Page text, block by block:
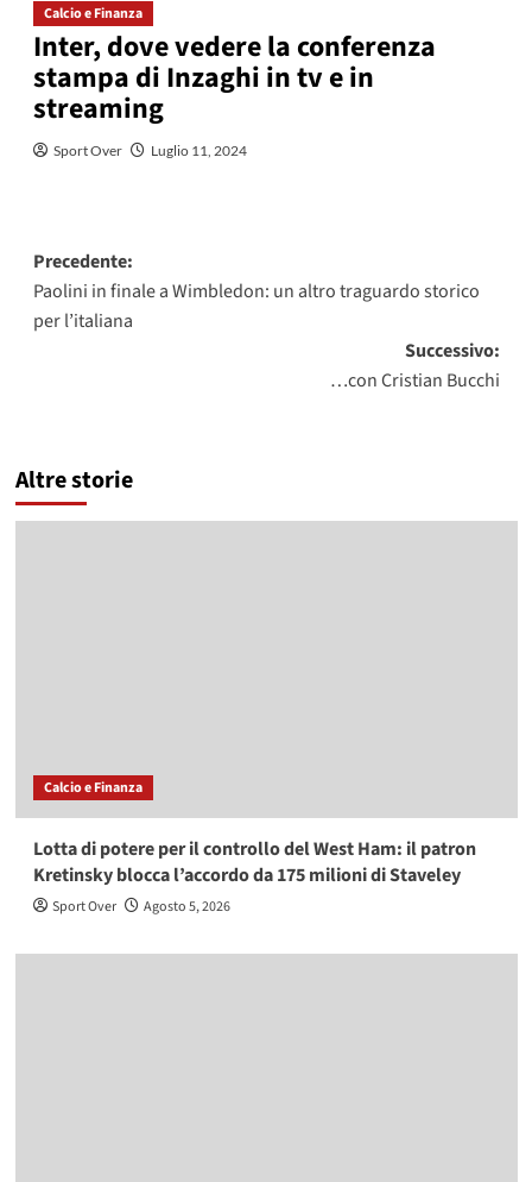
Calcio e Finanza
Inter, dove vedere la conferenza
stampa di Inzaghi in tv e in
streaming
Sport Over Luglio 11, 2024
Navigazione
articolo
Precedente:
Paolini in finale a Wimbledon: un altro traguardo storico
per l’italiana
Successivo:
…con Cristian Bucchi
Altre storie
Calcio e Finanza
Lotta di potere per il controllo del West Ham: il patron
Kretinsky blocca l’accordo da 175 milioni di Staveley
Sport Over Agosto 5, 2026